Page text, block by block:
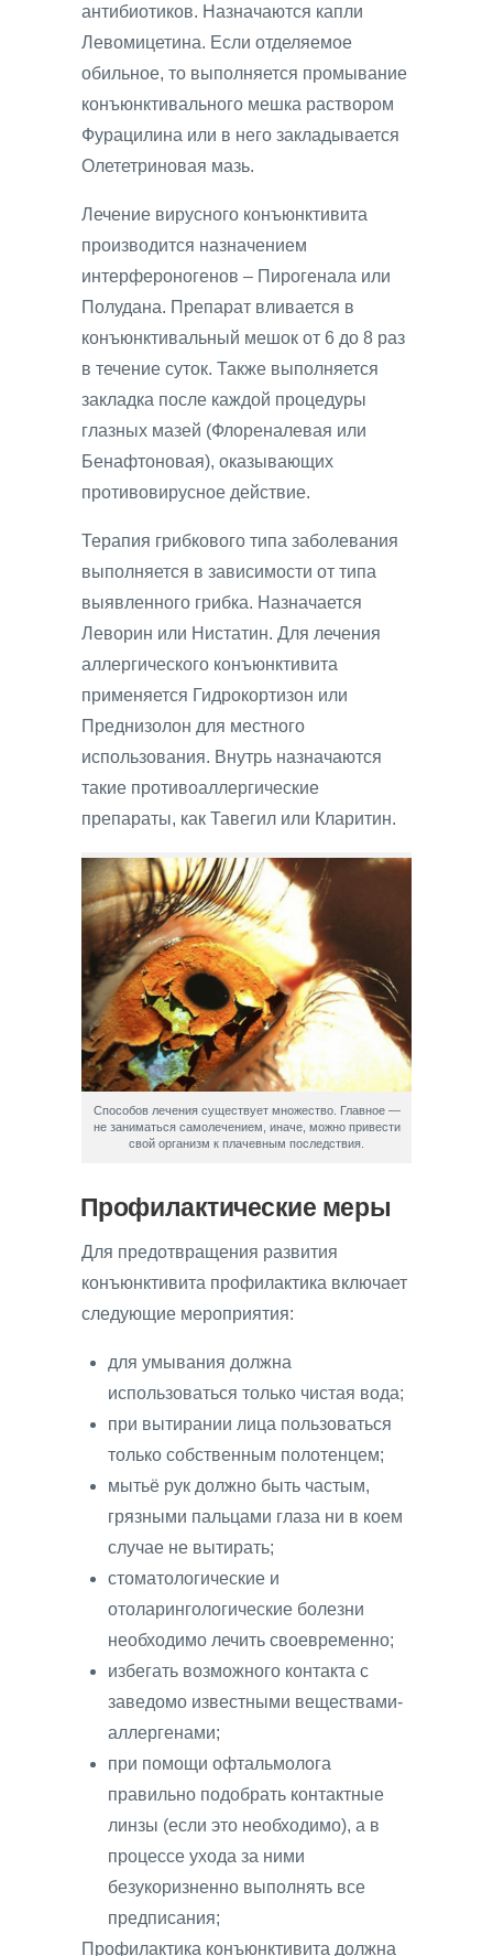
антибиотиков. Назначаются капли
Левомицетина. Если отделяемое
обильное, то выполняется промывание
конъюнктивального мешка раствором
Фурацилина или в него закладывается
Олететриновая мазь.
Лечение вирусного конъюнктивита
производится назначением
интерфероногенов – Пирогенала или
Полудана. Препарат вливается в
конъюнктивальный мешок от 6 до 8 раз
в течение суток. Также выполняется
закладка после каждой процедуры
глазных мазей (Флореналевая или
Бенафтоновая), оказывающих
противовирусное действие.
Терапия грибкового типа заболевания
выполняется в зависимости от типа
выявленного грибка. Назначается
Леворин или Нистатин. Для лечения
аллергического конъюнктивита
применяется Гидрокортизон или
Преднизолон для местного
использования. Внутрь назначаются
такие противоаллергические
препараты, как Тавегил или Кларитин.
Способов лечения существует множество. Главное —
не заниматься самолечением, иначе, можно привести
свой организм к плачевным последствия.
Профилактические меры
Для предотвращения развития
конъюнктивита профилактика включает
следующие мероприятия:
для умывания должна
использоваться только чистая вода;
при вытирании лица пользоваться
только собственным полотенцем;
мытьё рук должно быть частым,
грязными пальцами глаза ни в коем
случае не вытирать;
стоматологические и
отоларингологические болезни
необходимо лечить своевременно;
избегать возможного контакта с
заведомо известными веществами-
аллергенами;
при помощи офтальмолога
правильно подобрать контактные
линзы (если это необходимо), а в
процессе ухода за ними
безукоризненно выполнять все
предписания;
Профилактика конъюнктивита должна